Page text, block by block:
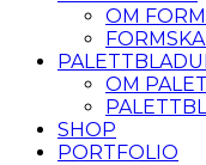
OM
OM
SHOP
PORTFOLIO